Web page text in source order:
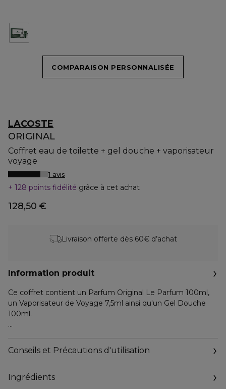
COMPARAISON PERSONNALISÉE
LACOSTE
ORIGINAL
Coffret eau de toilette + gel douche + vaporisateur
voyage
1 avis
128 points fidélité grâce à cet achat
128,50 €
Livraison offerte dès 60€ d’achat
Information produit
Ce coffret contient un Parfum Original Le Parfum 100ml,
un Vaporisateur de Voyage 7,5ml ainsi qu'un Gel Douche
100ml.
Créée par un duo de parfumeurs talentueux, la fragrance de
Lacoste Original Parfum dépasse les limites de l'Eau de
La signature composée de lavande et fève tonka est
Conseils et Précautions d'utilisation
Ingrédients